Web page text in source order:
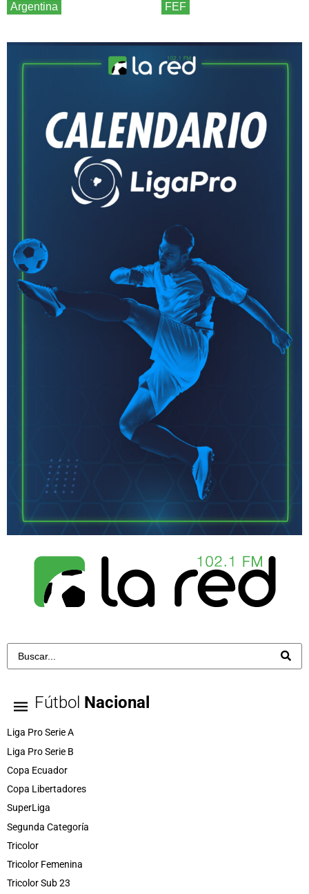
Argentina FEF
Fútbol Nacional
Liga Pro Serie A
Liga Pro Serie B
Copa Ecuador
Copa Libertadores
SuperLiga
Segunda Categoría
Tricolor
Tricolor Femenina
Tricolor Sub 23